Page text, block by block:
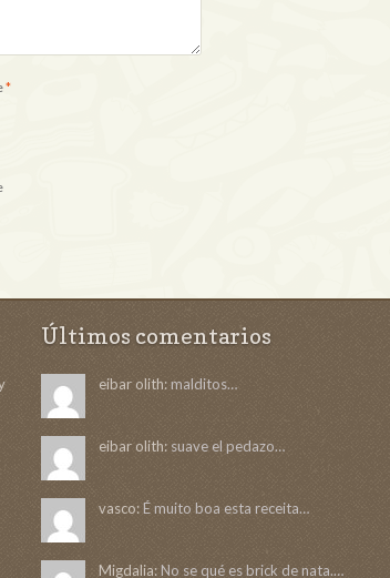
*
Últimos comentarios
eibar olith:malditos…
eibar olith: suave el pedazo…
vasco:É muito boa esta receita…
Migdalia:No se qué es brick de nata.…